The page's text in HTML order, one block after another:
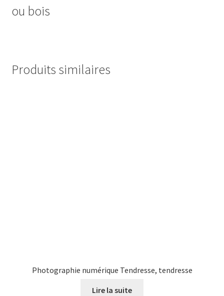
ou bois
Produits similaires
Photographie numérique Tendresse, tendresse
Lire la suite